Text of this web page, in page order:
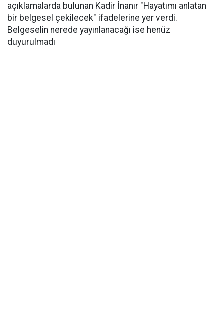
açıklamalarda bulunan Kadir İnanır "Hayatımı anlatan
bir belgesel çekilecek" ifadelerine yer verdi.
Belgeselin nerede yayınlanacağı ise henüz
duyurulmadı